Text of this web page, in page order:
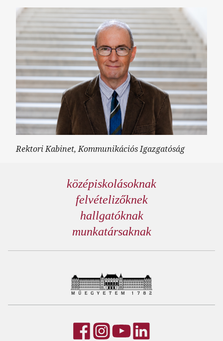
Rektori Kabinet, Kommunikációs Igazgatóság
középiskolásoknak
felvételizőknek
hallgatóknak
munkatársaknak